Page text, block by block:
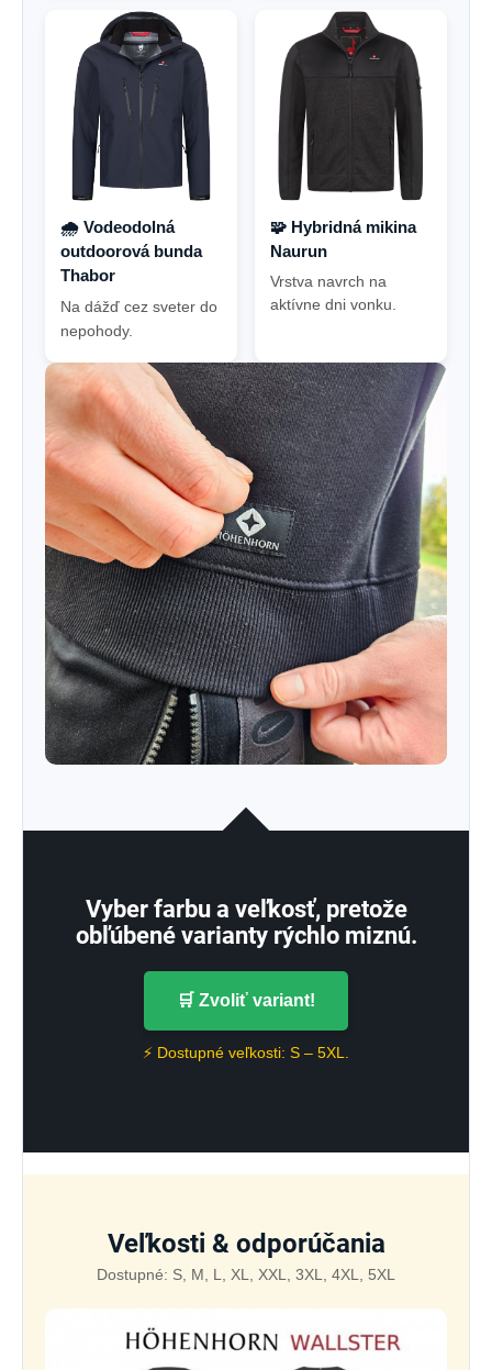
🌧️ Vodeodolná
outdoorová bunda
Thabor
Na dážď cez sveter do
nepohody.
🧩 Hybridná mikina
Naurun
Vrstva navrch na
aktívne dni vonku.
Vyber farbu a veľkosť, pretože
obľúbené varianty rýchlo miznú.
🛒 Zvoliť variant!
⚡ Dostupné veľkosti: S – 5XL.
Veľkosti & odporúčania
Dostupné: S, M, L, XL, XXL, 3XL, 4XL, 5XL